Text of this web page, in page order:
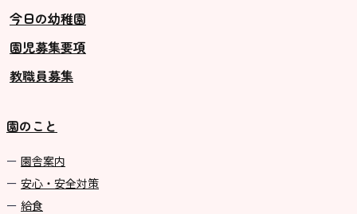
今日の幼稚園
園児募集要項
教職員募集
園のこと
園舎案内
安心・安全対策
給食